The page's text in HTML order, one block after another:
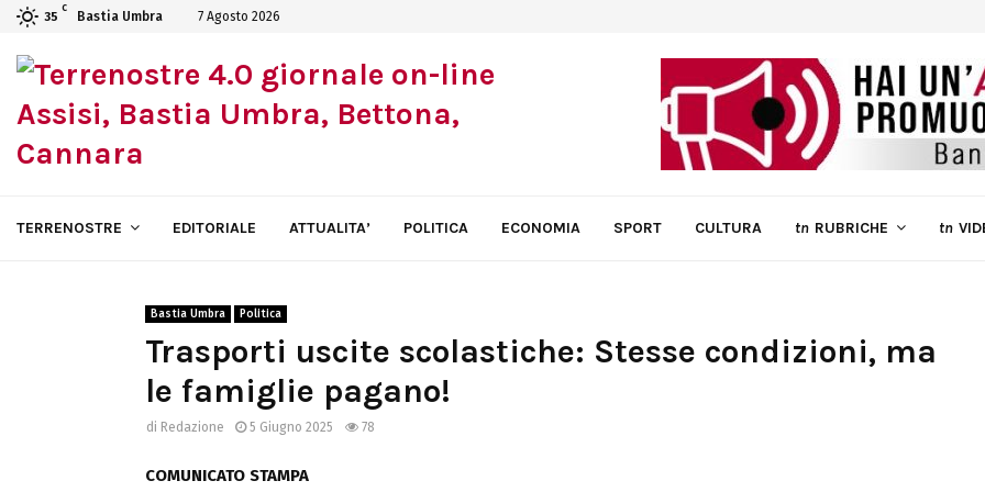
35
C
Bastia Umbra 7 Agosto 2026
TERRENOSTRE EDITORIALE ATTUALITA’ POLITICA ECONOMIA SPORT CULTURA tn RUBRICHE tn
Bastia Umbra Politica
Trasporti uscite scolastiche: Stesse condizioni, ma
le famiglie pagano!
di Redazione 5 Giugno 2025 78
COMUNICATO STAMPA